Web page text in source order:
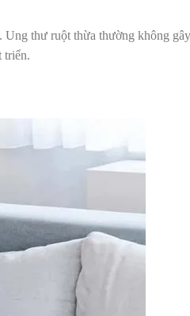
thư ruột thừa thường không
triển.